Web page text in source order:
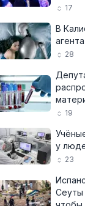
17
В
28
19
у
23
Сеуты